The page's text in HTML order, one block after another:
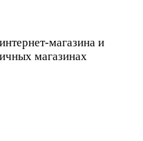
магазина и
магазинах